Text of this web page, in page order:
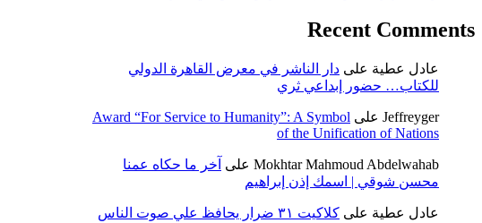
Recent Comments
عادل عطية على دار الناشر في معرض القاهرة الدولي
للكتاب… حضور إبداعي ثري
Jeffreyger على Award “For Service to Humanity”: A Symbol
of the Unification of Nations
Mokhtar Mahmoud Abdelwahab على آخر ما حكاه عمنا
محسن شوقي | اسمك إذن إبراهيم
عادل عطية على
كلاكيت ٣١ ضرار يحافظ علي صوت الناس